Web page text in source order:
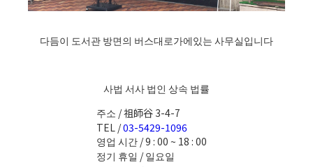
다듬이 도서관 방면의 버스대로가에있는 사무실입니다
사법 서사 법인 상속 법률
주소 / 祖師谷 3-4-7
TEL /03-5429-1096
영업 시간 / 9 : 00 ~ 18 : 00
정기 휴일 / 일요일